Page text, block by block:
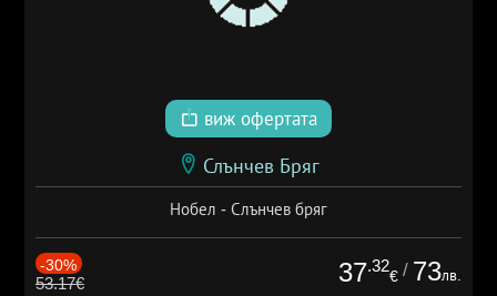
виж офертата
Слънчев Бряг
Нобел - Слънчев бряг
-30%
53.17€ 37.32
€ / 73лв.